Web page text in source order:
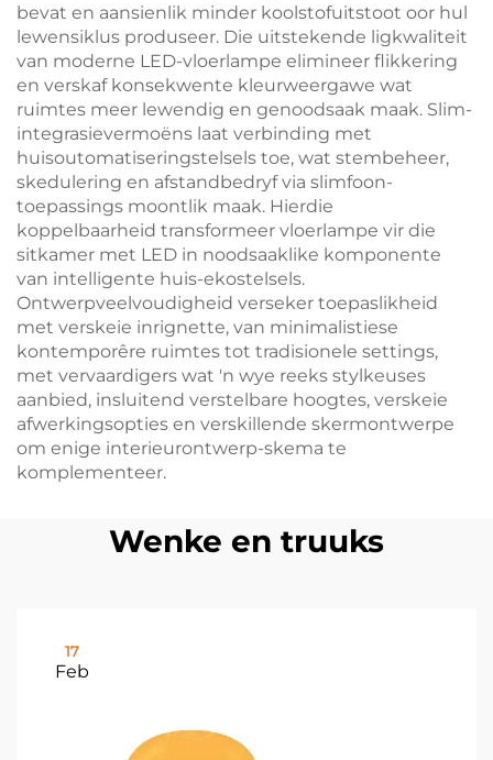
bevat en aansienlik minder koolstofuitstoot oor hul
lewensiklus produseer. Die uitstekende ligkwaliteit
van moderne LED-vloerlampe elimineer flikkering
en verskaf konsekwente kleurweergawe wat
ruimtes meer lewendig en genoodsaak maak. Slim-
integrasievermoëns laat verbinding met
huisoutomatiseringstelsels toe, wat stembeheer,
skedulering en afstandbedryf via slimfoon-
toepassings moontlik maak. Hierdie
koppelbaarheid transformeer vloerlampe vir die
sitkamer met LED in noodsaaklike komponente
van intelligente huis-ekostelsels.
Ontwerpveelvoudigheid verseker toepaslikheid
met verskeie inrignette, van minimalistiese
kontemporêre ruimtes tot tradisionele settings,
met vervaardigers wat 'n wye reeks stylkeuses
aanbied, insluitend verstelbare hoogtes, verskeie
afwerkingsopties en verskillende skermontwerpe
om enige interieurontwerp-skema te
komplementeer.
Wenke en truuks
17
Feb